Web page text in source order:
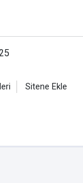
Sitene Ekle